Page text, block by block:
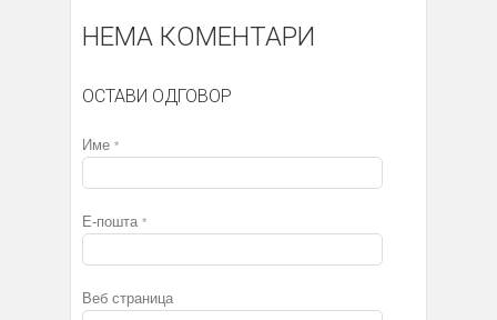
НЕМА КОМЕНТАРИ
ОСТАВИ ОДГОВОР
Име *
Е-пошта *
Веб страница